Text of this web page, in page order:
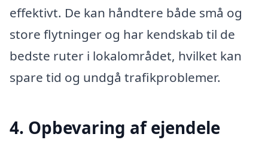
effektivt. De kan håndtere både små og
store flytninger og har kendskab til de
bedste ruter i lokalområdet, hvilket kan
spare tid og undgå trafikproblemer.
4. Opbevaring af ejendele